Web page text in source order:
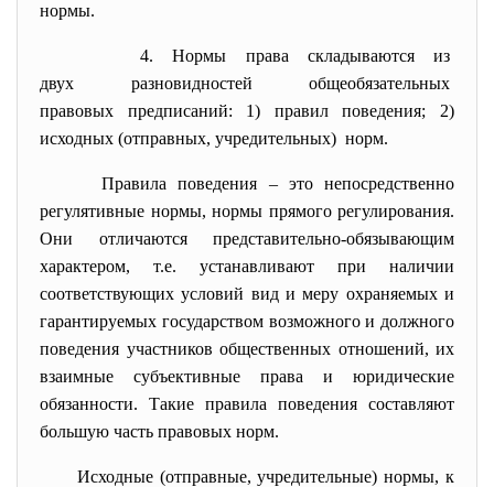
нормы.
4. Нормы права складываются из
двух разновидностей общеобязательных
правовых предписаний: 1) правил поведения; 2)
исходных (отправных, учредительных) норм.
Правила поведения – это непосредственно
регулятивные нормы, нормы прямого регулирования.
Они отличаются представительно-обязывающим
характером, т.е. устанавливают при наличии
соответствующих условий вид и меру охраняемых и
гарантируемых государством возможного и должного
поведения участников общественных отношений, их
взаимные субъективные права и юридические
обязанности. Такие правила поведения составляют
большую часть правовых норм.
Исходные (отправные, учредительные) нормы, к